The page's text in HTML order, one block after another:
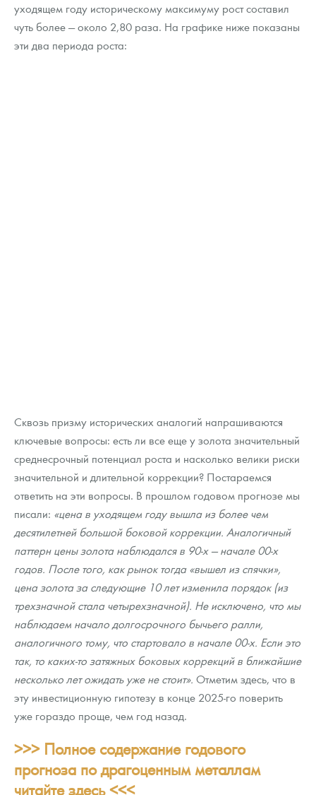
уходящем году историческому максимуму рост составил
чуть более — около 2,80 раза. На графике ниже показаны
эти два периода роста:
Сквозь призму исторических аналогий напрашиваются
ключевые вопросы: есть ли все еще у золота значительный
среднесрочный потенциал роста и насколько велики риски
значительной и длительной коррекции? Постараемся
ответить на эти вопросы. В прошлом годовом прогнозе мы
писали: «цена в уходящем году вышла из более чем
десятилетней большой боковой коррекции. Аналогичный
паттерн цены золота наблюдался в 90-х — начале 00-х
годов. После того, как рынок тогда «вышел из спячки»,
цена золота за следующие 10 лет изменила порядок (из
трехзначной стала четырехзначной). Не исключено, что мы
наблюдаем начало долгосрочного бычьего ралли,
аналогичного тому, что стартовало в начале 00-х. Если это
так, то каких-то затяжных боковых коррекций в ближайшие
несколько лет ожидать уже не стоит». Отметим здесь, что в
эту инвестиционную гипотезу в конце 2025-го поверить
уже гораздо проще, чем год назад.
>>> Полное содержание годового
прогноза по драгоценным металлам
читайте здесь <<<